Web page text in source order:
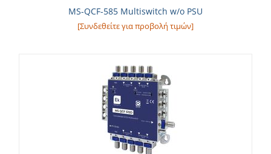
MS-QCF-585 Multiswitch w/o PSU
[Συνδεθείτε για προβολή τιμών]